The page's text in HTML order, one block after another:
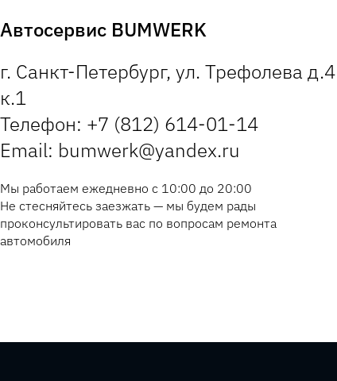
Автосервис BUMWERK
г. Санкт-Петербург, ул. Трефолева д.4
к.1
Телефон: +7 (812) 614-01-14
Email: bumwerk@yandex.ru
Мы работаем ежедневно с 10:00 до 20:00
Не стесняйтесь заезжать — мы будем рады
проконсультировать вас по вопросам ремонта
автомобиля